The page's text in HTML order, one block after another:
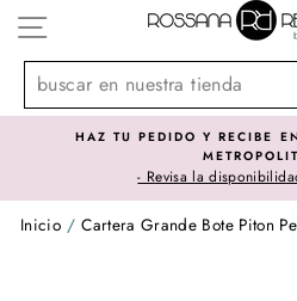
directamente
contenido
NAVEGACIÓN
HAZ TU PEDIDO Y RECIBE EN
METROPOLITANA
- Revisa la disponibilidad de
Inicio / Cartera Grande Bote Piton